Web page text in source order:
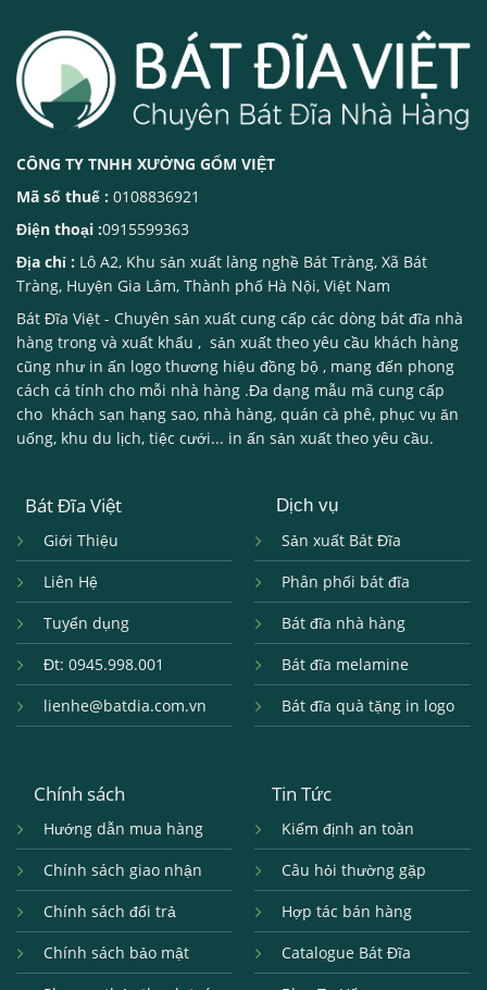
CÔNG TY TNHH XƯỞNG GỐM VIỆT
Mã số thuế : 0108836921
Điện thoại :0915599363
Địa chỉ : Lô A2, Khu sản xuất làng nghề Bát Tràng, Xã Bát
Tràng, Huyện Gia Lâm, Thành phố Hà Nội, Việt Nam
Bát Đĩa Việt - Chuyên sản xuất cung cấp các dòng bát đĩa nhà
hàng trong và xuất khẩu , sản xuất theo yêu cầu khách hàng
cũng như in ấn logo thương hiệu đồng bộ , mang đến phong
cách cá tính cho mỗi nhà hàng .Đa dạng mẫu mã cung cấp
cho khách sạn hạng sao, nhà hàng, quán cà phê, phục vụ ăn
uống, khu du lịch, tiệc cưới... in ấn sản xuất theo yêu cầu.
Bát Đĩa Việt
Giới Thiệu
Liên Hệ
Tuyển dụng
Đt: 0945.998.001
lienhe@batdia.com.vn
Dịch vụ
Sản xuất Bát Đĩa
Phân phối bát đĩa
Bát đĩa nhà hàng
Bát đĩa melamine
Bát đĩa quà tặng in logo
Chính sách
Hướng dẫn mua hàng
Chính sách giao nhận
Chính sách đổi trả
Chính sách bảo mật
Tin Tức
Kiểm định an toàn
Câu hỏi thường gặp
Hợp tác bán hàng
Catalogue Bát Đĩa